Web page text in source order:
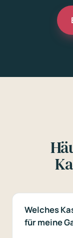
Welches
für meine